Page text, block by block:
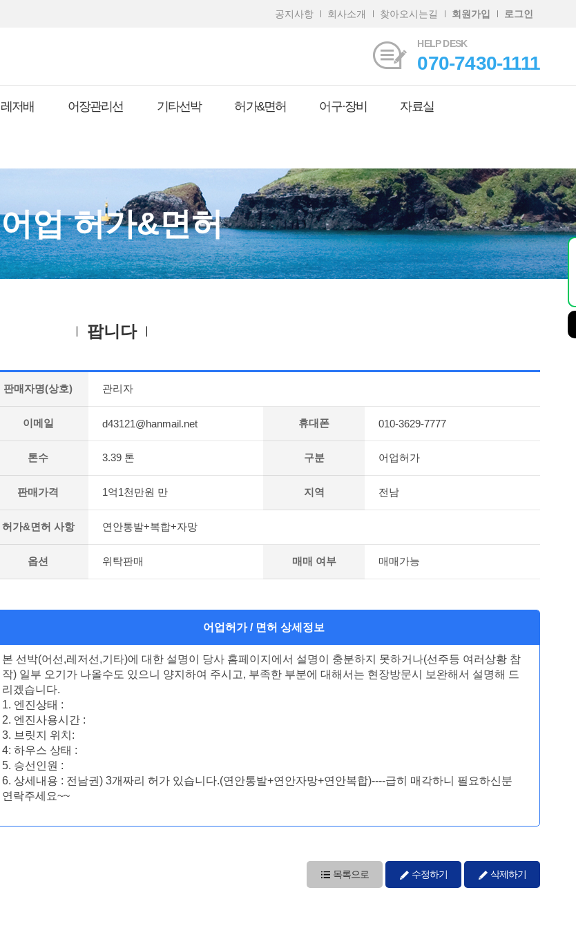
공지사항 회사소개 찾아오시는길 회원가입 로그인
HELP DESK
070-7430-1111
레저배 어장관리선 기타선박 허가&면허 어구·장비 자료실
어업 허가&면허
팝니다
판매자명(상호) 관리자
이메일 d43121@hanmail.net 휴대폰 010-3629-7777
톤수 3.39 톤 구분 어업허가
판매가격 1억1천만원 만 지역 전남
허가&면허 사항 연안통발+복합+자망
옵션 위탁판매 매매 여부 매매가능
어업허가 / 면허 상세정보
본 선박(어선,레저선,기타)에 대한 설명이 당사 홈페이지에서 설명이 충분하지 못하거나(선주등 여러상황 참
작) 일부 오기가 나올수도 있으니 양지하여 주시고, 부족한 부분에 대해서는 현장방문시 보완해서 설명해 드
리겠습니다.
1. 엔진상태 :
2. 엔진사용시간 :
3. 브릿지 위치:
4: 하우스 상태 :
5. 승선인원 :
6. 상세내용 : 전남권) 3개짜리 허가 있습니다.(연안통발+연안자망+연안복합)----급히 매각하니 필요하신분
연락주세요~~
목록으로 수정하기 삭제하기